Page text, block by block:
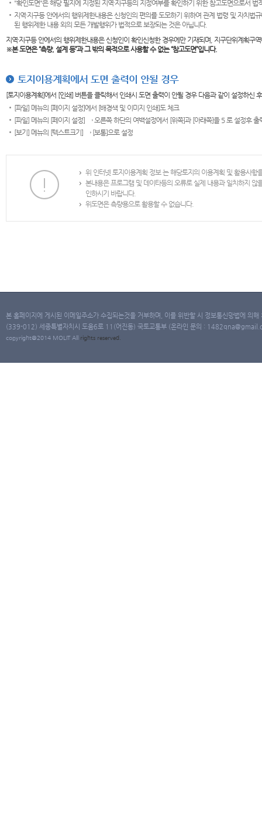
"확인도면"은 해당 필지에 지정된 지역·지구등의 지정여부를 확인하기 위한 참고도면으로서
지역·지구등 안에서의 행위제한내용은 신청인의 편의를 도모하기 위하여 관계 법령 및 자치
된 행위제한 내용 외의 모든 개발행위가 법적으로 보장되는 것은 아닙니다.
지역·지구등 안에서의 행위제한내용은 신청인이 확인신청한 경우에만 기재되며, 지구단위계획
※본 도면은“측량, 설계 등”과 그 밖의 목적으로 사용할 수 없는 “참고도면”입니다.
토지이용계획에서 도면 출력이 안될 경우
[토지이용계획]에서 [인쇄] 버튼을 클릭해서 인쇄시 도면 출력이 안될 경우 다음과 같이 설정하신
[파일] 메뉴의 [페이지 설정]에서 [배경색 및 이미지 인쇄]도 체크
[파일] 메뉴의 [페이지 설정] → 오른쪽 하단의 여백설정에서 [위쪽]과 [아래쪽]을 5 로 설정후 출
[보기] 메뉴의 [텍스트크기] → [보통]으로 설정
위 인터넷 토지이용계획 정보 는 해당토지의 이용계획 및 활용사
본내용은 프로그램 및 데이타등의 오류로 실제 내용과 일치하지
인하시기 바랍니다.
위도면은 측량용으로 활용할 수 없습니다.
본 홈페이지에 게시된 이메일주소가 수집되는것을 거부하며, 이를 위반할 시 정보통신망법에 의
(339-012) 세종특별자치시 도움6로 11(어진동) 국토교통부 (온라인 문의 :
copyright@2014 MOLIT All rights reserved.